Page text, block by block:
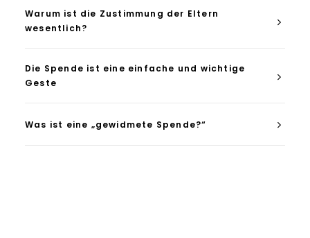
Warum ist die Zustimmung der Eltern
wesentlich?
Die Spende ist eine einfache und wichtige
Geste
Was ist eine „gewidmete Spende?“